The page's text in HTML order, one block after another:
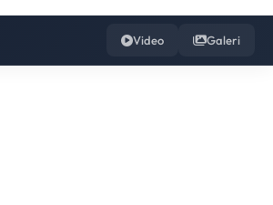
Video Galeri